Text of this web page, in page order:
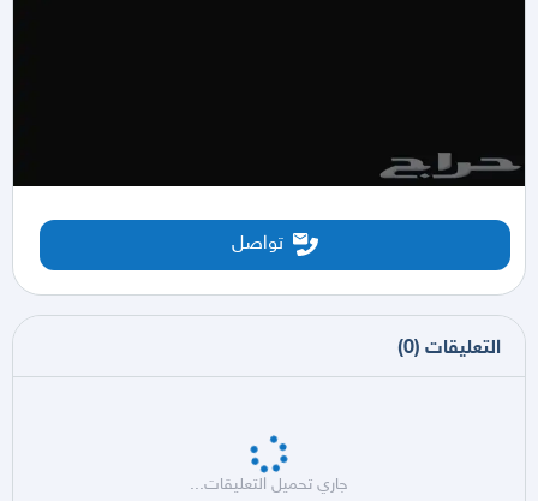
تواصل
التعليقات (
0
)
جاري تحميل التعليقات...